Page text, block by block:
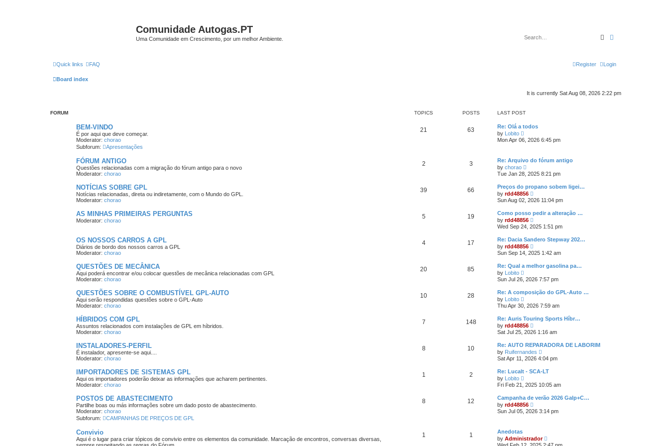
Comunidade Autogas.PT
Uma Comunidade em Crescimento, por um melhor Ambiente. Search
Quick links FAQ Login
Register
Board index
It is currently Sat Aug 08, 2026 2:22 pm
FORUM TOPICS POSTS LAST POST
BEM-VINDO
É por aqui que deve começar.
Moderator: chorao
Subforum:
Apresentações
21 63
Re: Olá a todos
by Lobito
i
e
h
e
l
e
s
t
o
s
t
Mon Apr 06, 2026 6:45 pm
FÓRUM ANTIGO
Questões relacionadas com a migração do fórum antigo para o novo
Moderator: chorao
2 3
Re: Arquivo do fórum antigo
by chorao
e
t
h
e
a
t
s
t
p
o
s
Tue Jan 28, 2025 8:21 pm
NOTÍCIAS SOBRE GPL
Notícias relacionadas, direta ou indiretamente, com o Mundo do GPL.
Moderator: chorao
39 66
Preços do propano sobem ligei…
by rdd48856
i
e
t
e
a
e
t
p
s
Sun Aug 02, 2026 11:04 pm
AS MINHAS PRIMEIRAS PERGUNTAS
Moderator: chorao
5 19
Como posso pedir a alteração …
by rdd48856
i
e
w
t
e
a
e
t
p
s
Wed Sep 24, 2025 1:51 pm
OS NOSSOS CARROS A GPL
Diários de bordo dos nossos carros a GPL
Moderator: chorao
4 17
Re: Dacia Sandero Stepway 202…
by rdd48856
i
e
w
t
e
a
e
t
p
s
Sun Sep 14, 2025 1:42 am
QUESTÕES DE MECÂNICA
Aqui poderá encontrar e/ou colocar questões de mecânica relacionadas com GPL
Moderator: chorao
20 85
Re: Qual a melhor gasolina pa…
by Lobito
e
t
e
a
t
e
p
o
s
Sun Jul 26, 2026 7:57 pm
QUESTÕES SOBRE O COMBUSTÍVEL GPL-AUTO
Aqui serão respondidas questões sobre o GPL-Auto
Moderator: chorao
10 28
Re: A composição do GPL-Auto …
by Lobito
e
w
t
h
e
a
t
e
t
p
s
Thu Apr 30, 2026 7:59 am
HÍBRIDOS COM GPL
Assuntos relacionados com instalações de GPL em híbridos.
Moderator: chorao
7 148
Re: Auris Touring Sports Híbr…
by rdd48856
i
e
w
t
h
e
a
e
s
Sat Jul 25, 2026 1:16 am
INSTALADORES-PERFIL
É instalador, apresente-se aqui....
Moderator: chorao
8 10
Re: AUTO REPARADORA DE LABORIM
by Ruifernandes
i
e
w
t
e
a
e
s
Sat Apr 11, 2026 4:04 pm
IMPORTADORES DE SISTEMAS GPL
Aqui os importadores poderão deixar as informações que acharem pertinentes.
Moderator: chorao
1 2
Re: Lucalt - SCA-LT
by Lobito
e
t
h
e
e
s
Fri Feb 21, 2025 10:05 am
POSTOS DE ABASTECIMENTO
Partilhe boas ou más informações sobre um dado posto de abastecimento.
Moderator: chorao
Subforum:
CAMPANHAS DE PREÇOS DE GPL
8 12
Campanha de verão 2026 Galp+C…
by rdd48856
i
e
e
Sun Jul 05, 2026 3:14 pm
Convivio
Aqui é o lugar para criar tópicos de convivio entre os elementos da comunidade. Marcação de encontros, conversas diversas,
1 1
Anedotas
by Administrador